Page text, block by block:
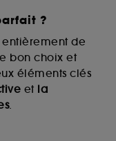
?
de
bon choix et
éléments clés
et la
.
le dépôt et la
accord. Vous
le dépôt
mes
accepter".
de
pour les
activité en ligne